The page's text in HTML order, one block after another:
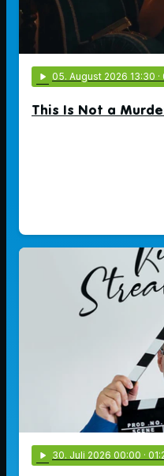
play_arrow 05. August 2026 13:30
This Is Not a
play_arrow 30. Juli 2026 00:00 ·